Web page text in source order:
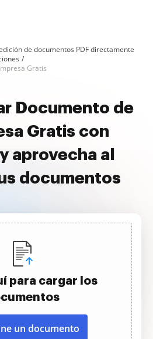
de documentos PDF directamente
Gratis
Documento de
Gratis con
aprovecha al
documentos
para cargar los
un documento